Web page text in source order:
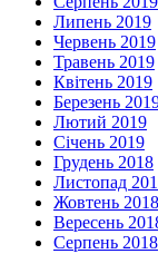
Липень 2019
Червень 2019
Травень 2019
Квітень 2019
Березень
Лютий 2019
Січень 2019
Грудень 2018
Листопад
Жовтень 2018
Вересень
Серпень 2018